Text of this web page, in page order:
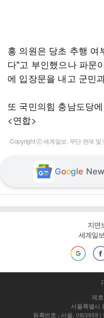
홍 의원은 당초 추행 여
다"고 부인했으나 파문
에 입장문을 내고 군민
또 국민의힘 충남도당
<연합>
Copyright ⓒ 세계일보. 무단 전재 및
Google
지면
세계일
제
서울특별시
등록번호 : 서울, 아03959